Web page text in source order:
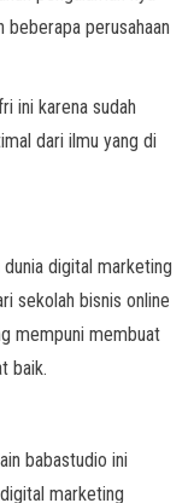
beberapa perusahaan
ini karena sudah
dari ilmu yang di
digital marketing
sekolah bisnis online
mempuni membuat
baik.
babastudio ini
marketing